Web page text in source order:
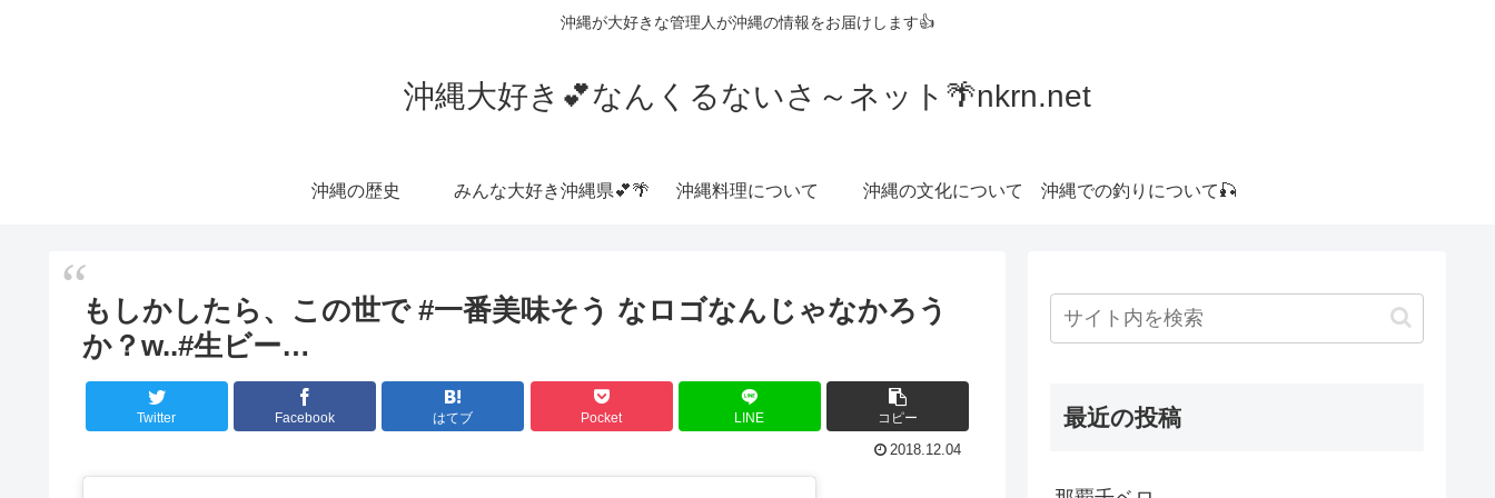
沖縄が大好きな管理人が沖縄の情報をお届けします👍
沖縄大好き💕なんくるないさ～ネット🌴nkrn.net
沖縄の歴史 みんな大好き沖縄県💕🌴 沖縄料理について 沖縄の文化について 沖縄での釣りについて🎣
もしかしたら、この世で #一番美味そう なロゴなんじゃなかろう
か？w..#生ビー…
Twitter Facebook はてブ Pocket LINE コピー
2018.12.04
最近の投稿